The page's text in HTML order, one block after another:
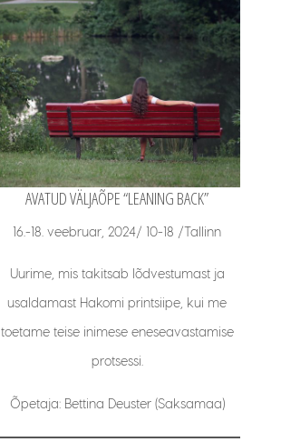
AVATUD VÄLJAÕPE “LEANING BACK”
16.-18. veebruar, 2024/ 10-18 /Tallinn
Uurime, mis takitsab lõdvestumast ja
usaldamast Hakomi printsiipe, kui me
toetame teise inimese eneseavastamise
protsessi.
Õpetaja: Bettina Deuster (Saksamaa)